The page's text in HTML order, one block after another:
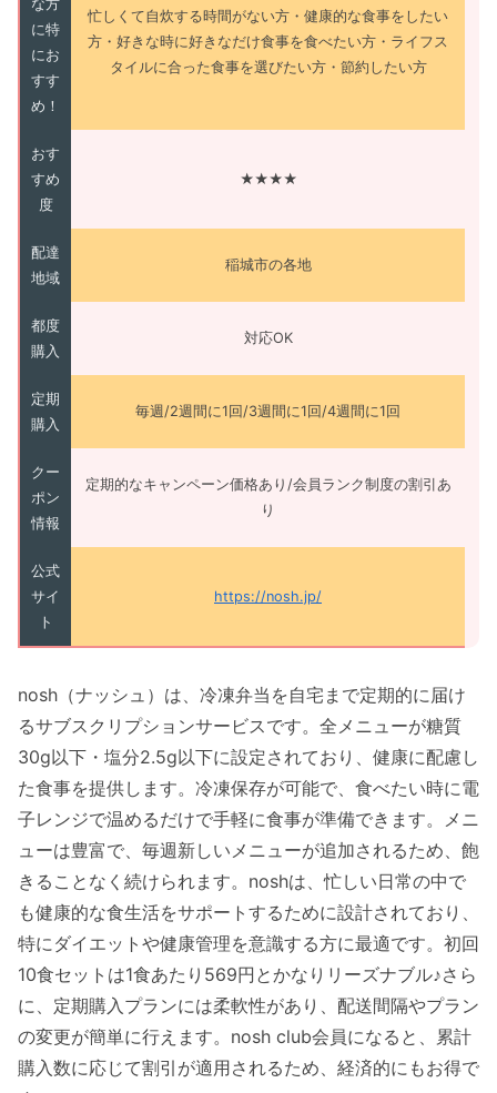
な方
に特
にお
すす
め！
忙しくて自炊する時間がない方・健康的な食事をしたい
方・好きな時に好きなだけ食事を食べたい方・ライフス
タイルに合った食事を選びたい方・節約したい方
おす
すめ
度
★★★★
配達
地域
稲城市の各地
都度
購入
対応OK
定期
購入
毎週/2週間に1回/3週間に1回/4週間に1回
クー
ポン
情報
定期的なキャンペーン価格あり/会員ランク制度の割引あ
り
公式
サイ
ト
https://nosh.jp/
nosh（ナッシュ）は、冷凍弁当を自宅まで定期的に届け
るサブスクリプションサービスです。全メニューが糖質
30g以下・塩分2.5g以下に設定されており、健康に配慮し
た食事を提供します。冷凍保存が可能で、食べたい時に電
子レンジで温めるだけで手軽に食事が準備できます。メニ
ューは豊富で、毎週新しいメニューが追加されるため、飽
きることなく続けられます。noshは、忙しい日常の中で
も健康的な食生活をサポートするために設計されており、
特にダイエットや健康管理を意識する方に最適です。初回
10食セットは1食あたり569円とかなりリーズナブル♪さら
に、定期購入プランには柔軟性があり、配送間隔やプラン
の変更が簡単に行えます。nosh club会員になると、累計
購入数に応じて割引が適用されるため、経済的にもお得で